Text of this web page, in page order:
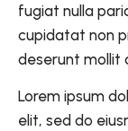
fugiat nulla
cupidatat non
deserunt mollit
Lorem ipsum
elit, sed do